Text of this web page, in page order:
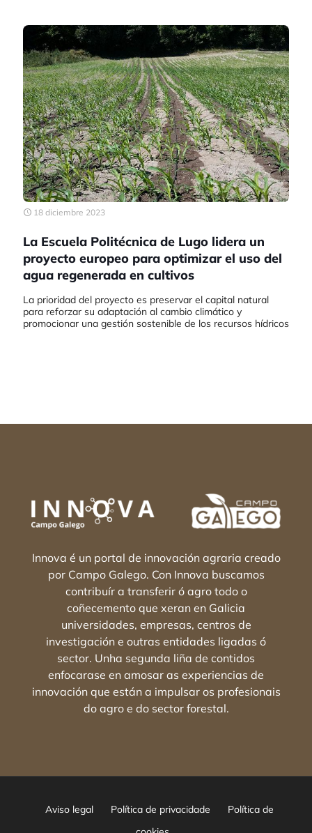
18 diciembre 2023
La Escuela Politécnica de Lugo lidera un
proyecto europeo para optimizar el uso del
agua regenerada en cultivos
La prioridad del proyecto es preservar el capital natural
para reforzar su adaptación al cambio climático y
promocionar una gestión sostenible de los recursos hídricos
Innova é un portal de innovación agraria creado
por Campo Galego. Con Innova buscamos
contribuír a transferir ó agro todo o
coñecemento que xeran en Galicia
universidades, empresas, centros de
investigación e outras entidades ligadas ó
sector. Unha segunda liña de contidos
enfocarase en amosar as experiencias de
innovación que están a impulsar os profesionais
do agro e do sector forestal.
Aviso legal Política de privacidade
Política de